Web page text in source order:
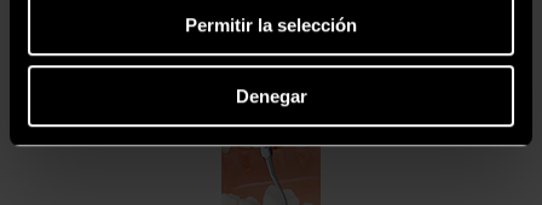
Permitir la selección
Denegar